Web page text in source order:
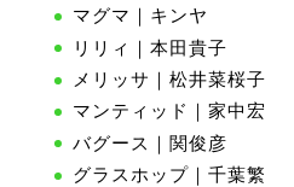
マグマ｜キンヤ
リリィ｜本田貴子
メリッサ｜松井菜桜子
マンティッド｜家中宏
バグース｜関俊彦
グラスホップ｜千葉繁